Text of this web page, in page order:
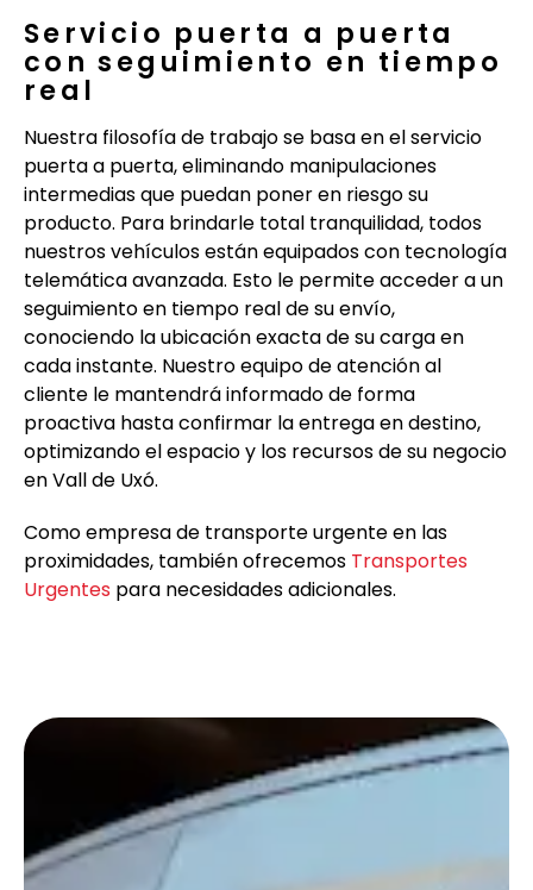
Servicio puerta a puerta
con seguimiento en tiempo
real
Nuestra filosofía de trabajo se basa en el servicio
puerta a puerta, eliminando manipulaciones
intermedias que puedan poner en riesgo su
producto. Para brindarle total tranquilidad, todos
nuestros vehículos están equipados con tecnología
telemática avanzada. Esto le permite acceder a un
seguimiento en tiempo real de su envío,
conociendo la ubicación exacta de su carga en
cada instante. Nuestro equipo de atención al
cliente le mantendrá informado de forma
proactiva hasta confirmar la entrega en destino,
optimizando el espacio y los recursos de su negocio
en Vall de Uxó.
Como empresa de transporte urgente en las
proximidades, también ofrecemos Transportes
Urgentes para necesidades adicionales.